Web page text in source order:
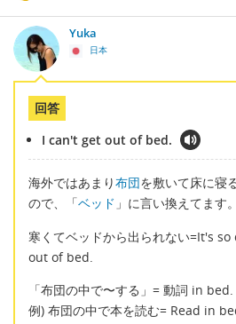
Yuka
日本
回答
I can't get out of bed.
海外ではあまり布団を敷いて床に寝
ので、「ベッド 」に言い換えてます。
寒くてベッドから出られない=It's
out of bed.
「布団の中で〜する」= 動詞 in bed.
例) 布団の中で本を読む= Read in